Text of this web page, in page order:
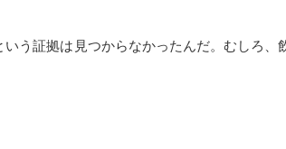
う証拠は見つからなかったんだ。むしろ、